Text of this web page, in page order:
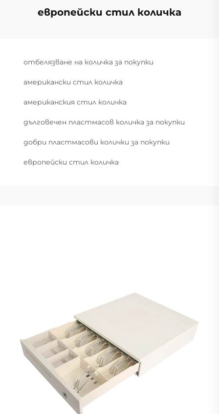
европейски стил количка
отбелязване на количка за покупки
американски стил количка
американския стил количка
дълговечен пластмасов количка за покупки
добри пластмасови колички за покупки
европейски стил количка